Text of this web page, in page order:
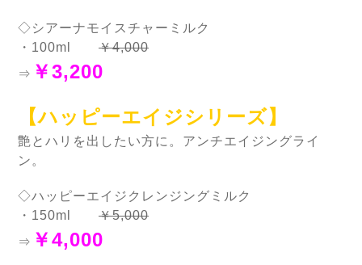
◇シアーナモイスチャーミルク
・100ml ￥4,000
⇒ ￥3,200
【ハッピーエイジシリーズ】
艶とハリを出したい方に。アンチエイジングライ
ン。
◇ハッピーエイジクレンジングミルク
・150ml ￥5,000
⇒ ￥4,000